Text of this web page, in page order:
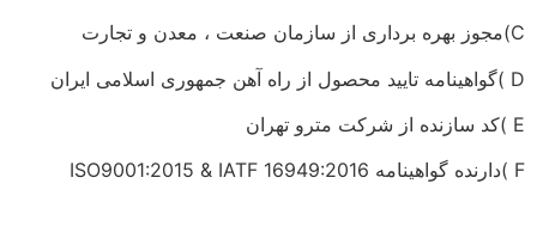
C)مجوز بهره برداری از سازمان صنعت ، معدن و تجارت
D )گواهینامه تایید محصول از راه آهن جمهوری اسلامی ایران
E )کد سازنده از شرکت مترو تهران
F )دارنده گواهینامه ISO9001:2015 & IATF 16949:2016